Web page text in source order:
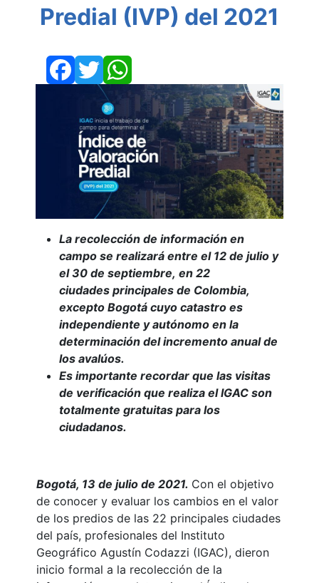
Predial (IVP) del 2021
Facebook
Twitter
La recolección de información en
campo se realizará entre el 12 de julio y
el 30 de septiembre, en 22
ciudades principales de Colombia,
excepto Bogotá cuyo catastro es
independiente y autónomo en la
determinación del incremento anual de
los avalúos.
Es importante recordar que las visitas
de verificación que realiza el IGAC son
totalmente gratuitas para los
ciudadanos.
Bogotá, 13 de julio de 2021. Con el objetivo
de conocer y evaluar los cambios en el valor
de los predios de las 22 principales ciudades
del país, profesionales del Instituto
Geográfico Agustín Codazzi (IGAC), dieron
inicio formal a la recolección de la